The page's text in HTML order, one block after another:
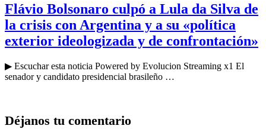
Flávio Bolsonaro culpó a Lula da Silva de
la crisis con Argentina y a su «política
exterior ideologizada y de confrontación»
▶ Escuchar esta noticia Powered by Evolucion Streaming x1 El
senador y candidato presidencial brasileño …
Déjanos tu comentario